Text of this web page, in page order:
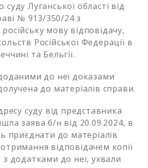
суду Луганської області від
№ 913/350/24 з
мову відповідачу,
Російської Федерації в
та Бельгії.
до неї доказами
до матеріалів справи.
суду від представника
заява б/н від 20.09.2024, в
приєднати до матеріалів
відповідачем копії
з додатками до неї, ухвали